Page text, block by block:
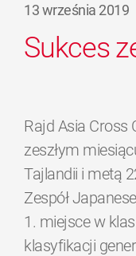
13 września 2019
Sukces
Rajd Asia Cross
zeszłym
Tajlandii i metą
Zespół
1. miejsce w
klasyfikacji